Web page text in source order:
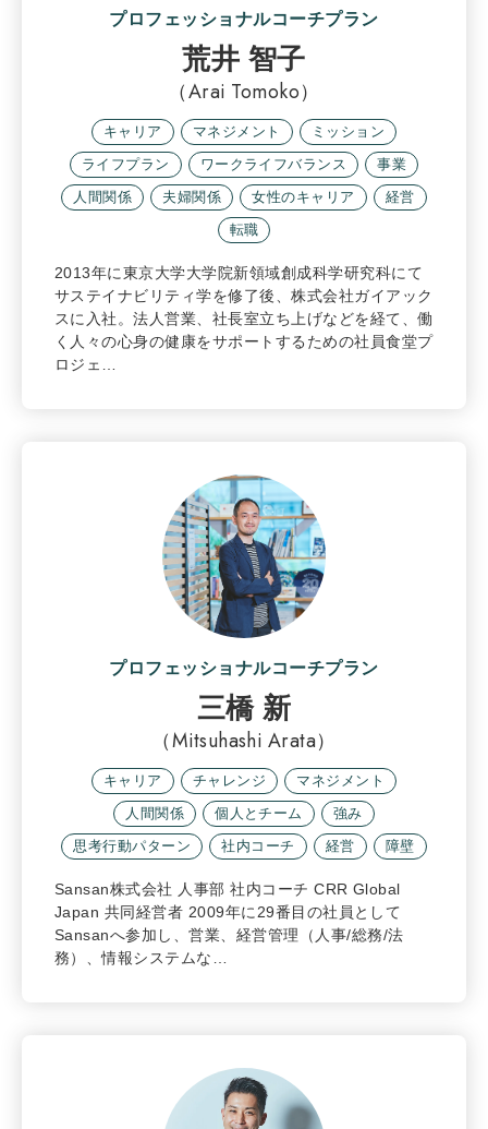
プロフェッショナルコーチプラン
荒井 智子
（Arai Tomoko）
キャリア マネジメント
ミッション
ライフプラン
ワークライフバランス
事業
人間関係
夫婦関係 女性のキャリア
経営
転職
2013年に東京大学大学院新領域創成科学研究科にて
サステイナビリティ学を修了後、株式会社ガイアック
スに入社。法人営業、社長室立ち上げなどを経て、働
く人々の心身の健康をサポートするための社員食堂プ
ロジェ…
プロフェッショナルコーチプラン
三橋 新
（Mitsuhashi Arata）
キャリア チャレンジ
マネジメント
人間関係
個人とチーム
強み
思考行動パターン
社内コーチ 経営 障壁
Sansan株式会社 人事部 社内コーチ CRR Global
Japan 共同経営者 2009年に29番目の社員として
Sansanへ参加し、営業、経営管理（人事/総務/法
務）、情報システムな…